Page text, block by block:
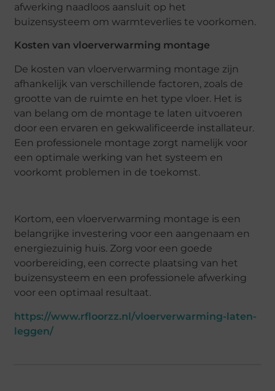
afwerking naadloos aansluit op het
buizensysteem om warmteverlies te voorkomen.
Kosten van vloerverwarming montage
De kosten van vloerverwarming montage zijn
afhankelijk van verschillende factoren, zoals de
grootte van de ruimte en het type vloer. Het is
van belang om de montage te laten uitvoeren
door een ervaren en gekwalificeerde installateur.
Een professionele montage zorgt namelijk voor
een optimale werking van het systeem en
voorkomt problemen in de toekomst.
Kortom, een vloerverwarming montage is een
belangrijke investering voor een aangenaam en
energiezuinig huis. Zorg voor een goede
voorbereiding, een correcte plaatsing van het
buizensysteem en een professionele afwerking
voor een optimaal resultaat.
https://www.rfloorzz.nl/vloerverwarming-laten-
leggen/